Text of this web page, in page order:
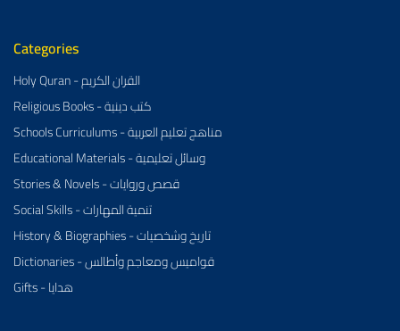
Categories
Holy Quran - القران الكريم
Religious Books - كتب دينية
Schools Curriculums - مناهج تعليم العربية
Educational Materials - وسائل تعليمية
Stories & Novels - قصص وروايات
Social Skills - تنمية المهارات
History & Biographies - تاريخ وشخصيات
Dictionaries - قواميس ومعاجم وأطالس
Gifts - هدايا